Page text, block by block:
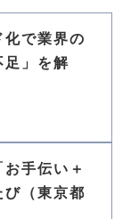
で業界の
足」を解
手伝い＋
（東京都